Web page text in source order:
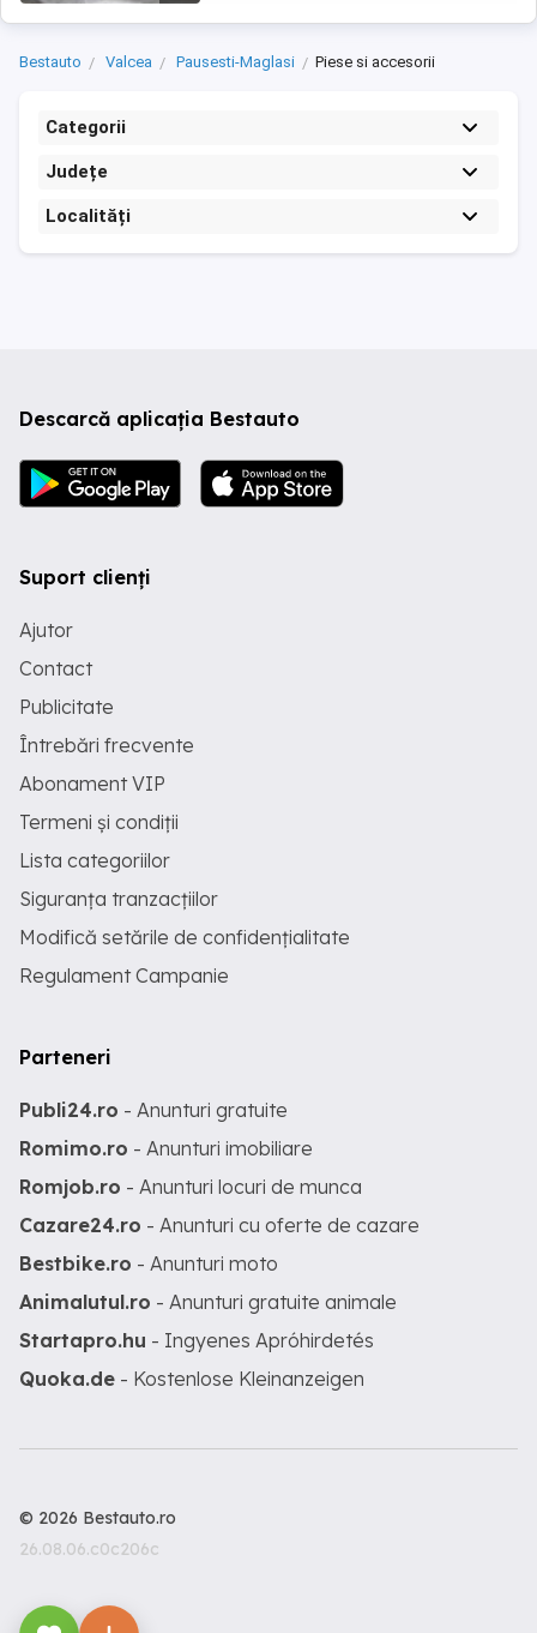
Bestauto Valcea Pausesti-Maglasi Piese si accesorii
Categorii
Județe
Localități
Descarcă aplicația Bestauto
Suport clienți
Ajutor
Contact
Publicitate
Întrebări frecvente
Abonament VIP
Termeni și condiții
Lista categoriilor
Siguranța tranzacțiilor
Modifică setările de confidențialitate
Regulament Campanie
Parteneri
Publi24.ro - Anunturi gratuite
Romimo.ro - Anunturi imobiliare
Romjob.ro - Anunturi locuri de munca
Cazare24.ro - Anunturi cu oferte de cazare
Bestbike.ro - Anunturi moto
Animalutul.ro - Anunturi gratuite animale
Startapro.hu - Ingyenes Apróhirdetés
Quoka.de - Kostenlose Kleinanzeigen
© 2026 Bestauto.ro
26.08.06.c0c206c